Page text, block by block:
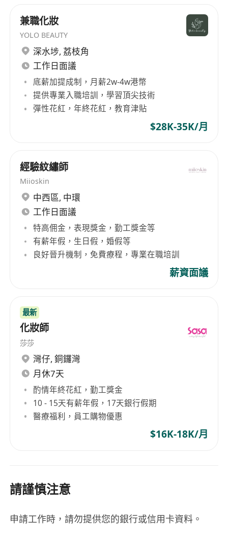
兼職化妝
YOLO BEAUTY
深水埗, 荔枝角
工作日面議
底薪加提成制，月薪2w-4w港幣
提供專業入職培訓，學習頂尖技術
彈性花紅，年終花紅，教育津貼
$28K-35K/月
經驗紋繡師
Miioskin
中西區, 中環
工作日面議
特高佣金，表現獎金，勤工獎金等
有薪年假，生日假，婚假等
良好晉升機制，免費療程，專業在職培訓
薪資面議
最新
化妝師
莎莎
灣仔, 銅鑼灣
月休7天
酌情年終花紅，勤工獎金
10 - 15天有薪年假，17天銀行假期
醫療福利，員工購物優惠
$16K-18K/月
請謹慎注意
申請工作時，請勿提供您的銀行或信用卡資料。